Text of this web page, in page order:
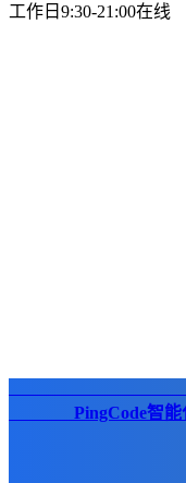
工作日9:30-21:00在线
PingCode智